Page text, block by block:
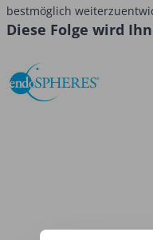
bestmöglich
Diese Folge wird